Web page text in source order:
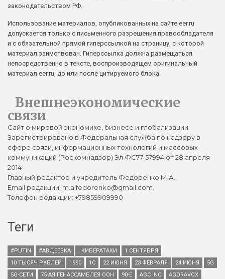
законодательством РФ.
Использование материалов, опубликованных на сайте eer.ru
допускается только с письменного разрешения правообладателя
и с обязательной прямой гиперссылкой на страницу, с которой
материал заимствован. Гиперссылка должна размещаться
непосредственно в тексте, воспроизводящем оригинальный
материал eer.ru, до или после цитируемого блока.
Внешнеэкономические
связи
Сайт о мировой экономике, бизнесе и глобализации
Зарегистрировано в Федеральная служба по надзору в
сфере связи, информационных технологий и массовых
коммуникаций (Роскомнадзор) Эл ФС77-57994 от 28 апреля
2014
Главный редактор и учредитель Федоренко М.А.
Email редакции: m.a.fedorenko@gmail.com.
Телефон редакции: +79859909990
Теги
#PUTIN #АВДЕЕВКА . КИБЕРАТАКИ
1 СЕНТЯБРЯ
10 ТЫСЯЧ РУБЛЕЙ
1990 1С 22 ИЮНЯ 23 ФЕВРАЛЯ 24 ИЮНЯ
5G
5G-СЕТИ
75-АЯ ГЕНАССАМБЛЕЯ ООН 90-Е AGC INC
AGORAVOX